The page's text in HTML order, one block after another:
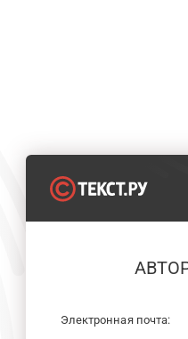
Электронная почта: